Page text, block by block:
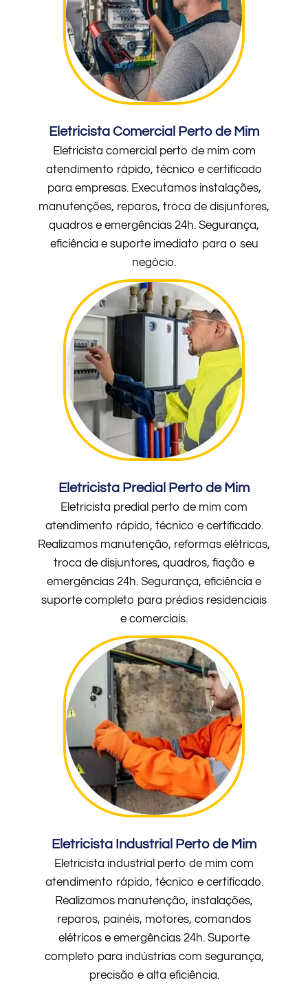
Eletricista Comercial Perto de Mim
Eletricista comercial perto de mim com
atendimento rápido, técnico e certificado
para empresas. Executamos instalações,
manutenções, reparos, troca de disjuntores,
quadros e emergências 24h. Segurança,
eficiência e suporte imediato para o seu
negócio.
Eletricista Predial Perto de Mim
Eletricista predial perto de mim com
atendimento rápido, técnico e certificado.
Realizamos manutenção, reformas elétricas,
troca de disjuntores, quadros, fiação e
emergências 24h. Segurança, eficiência e
suporte completo para prédios residenciais
e comerciais.
Eletricista Industrial Perto de Mim
Eletricista industrial perto de mim com
atendimento rápido, técnico e certificado.
Realizamos manutenção, instalações,
reparos, painéis, motores, comandos
elétricos e emergências 24h. Suporte
completo para indústrias com segurança,
precisão e alta eficiência.